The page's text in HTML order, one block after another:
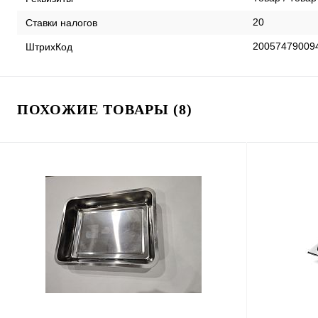
Ставки налогов 20
ШтрихКод
ПОХОЖИЕ ТОВАРЫ (8)